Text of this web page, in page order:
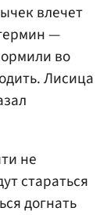
влечет
—
во
Лисица
не
стараться
догнать